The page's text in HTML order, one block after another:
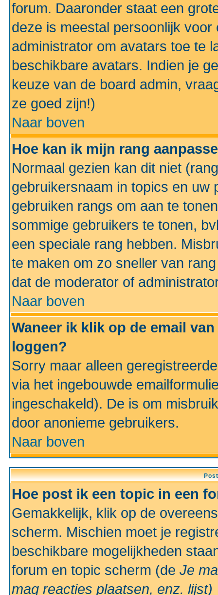
forum. Daaronder staat een
deze is meestal persoonlijk
administrator om avatars toe te
beschikbare avatars. Indien je
keuze van de board admin,
ze goed zijn!)
Naar boven
Hoe kan ik mijn rang
Normaal gezien kan dit niet
gebruikersnaam in topics en uw
gebruiken rangs om aan te
sommige gebruikers te tonen,
een speciale rang hebben.
te maken om zo sneller van
dat de moderator of
Naar boven
Waneer ik klik op de email
loggen?
Sorry maar alleen
via het ingebouwde
ingeschakeld). De is om
door anonieme gebruikers.
Naar boven
Hoe post ik een topic in een
Gemakkelijk, klik op de
scherm. Mischien moet je
beschikbare mogelijkheden
forum en topic scherm (de Je
mag reacties plaatsen, enz. lijst)